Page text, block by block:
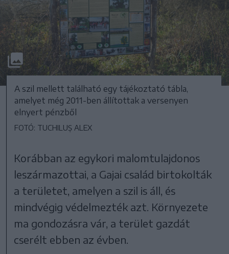
A szil mellett található egy tájékoztató tábla,
amelyet még 2011-ben állítottak a versenyen
elnyert pénzből
FOTÓ: TUCHILUȘ ALEX
Korábban az egykori malomtulajdonos
leszármazottai, a Gajai család birtokolták
a területet, amelyen a szil is áll, és
mindvégig védelmezték azt. Környezete
ma gondozásra vár, a terület gazdát
cserélt ebben az évben.